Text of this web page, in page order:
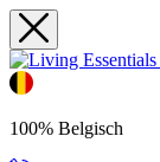
100% Belgisch